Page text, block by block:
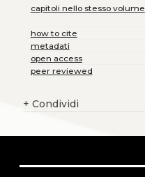
capitoli nello stesso volume
how to cite
metadati
open access
peer reviewed
+ Condividi